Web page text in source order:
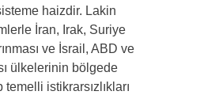
haizdir. Lakin
İran, Irak, Suriye
ve İsrail, ABD ve
ülkelerinin bölgede
istikrarsızlıkları